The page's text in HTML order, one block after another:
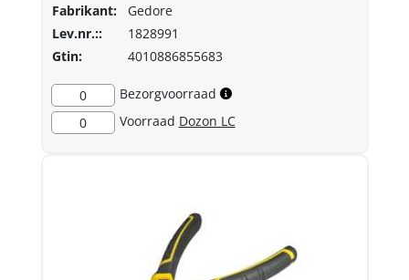
Fabrikant:
Gedore
Lev.nr.::
1828991
Gtin:
4010886855683
0
Bezorgvoorraad
0
Voorraad Dozon LC